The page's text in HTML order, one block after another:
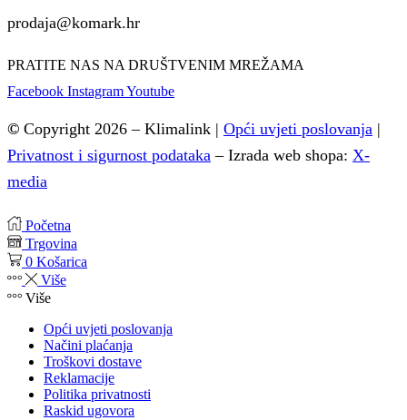
prodaja@komark.hr
PRATITE NAS NA DRUŠTVENIM MREŽAMA
Facebook InstagramYoutube
© Copyright 2026 – Klimalink | Opći uvjeti poslovanja |
Privatnost i sigurnost podataka – Izrada web shopa: X-
media
Početna
Trgovina
0 Košarica
Više
Više
Opći uvjeti poslovanja
Načini plaćanja
Troškovi dostave
Reklamacije
Politika privatnosti
Raskid ugovora